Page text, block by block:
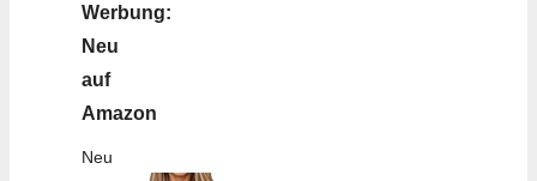
Werbung:
Neu
auf
Amazon
Neu